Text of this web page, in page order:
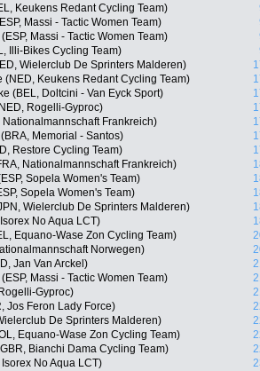
Keukens Redant Cycling Team)
Massi - Tactic Women Team)
Massi - Tactic Women Team)
Illi-Bikes Cycling Team)
Wielerclub De Sprinters Malderen)
(NED, Keukens Redant Cycling Team)
(BEL, Doltcini - Van Eyck Sport)
Rogelli-Gyproc)
Frankreich)
Memorial - Santos)
Restore Cycling Team)
Nationalmannschaft Frankreich)
Sopela Women's Team)
Sopela Women's Team)
Wielerclub De Sprinters Malderen)
No Aqua LCT)
Equano-Wase Zon Cycling Team)
Norwegen)
Jan Van Arckel)
Massi - Tactic Women Team)
Gyproc)
Jos Feron Lady Force)
De Sprinters Malderen)
Equano-Wase Zon Cycling Team)
Bianchi Dama Cycling Team)
No Aqua LCT)